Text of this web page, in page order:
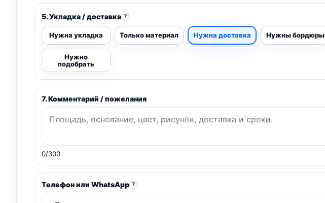
5. Укладка / доставка ?
Нужна укладка Только материал Нужна доставка Нужны бордюры
Нужно
подобрать
7. Комментарий / пожелания
0/300
Телефон или WhatsApp ?